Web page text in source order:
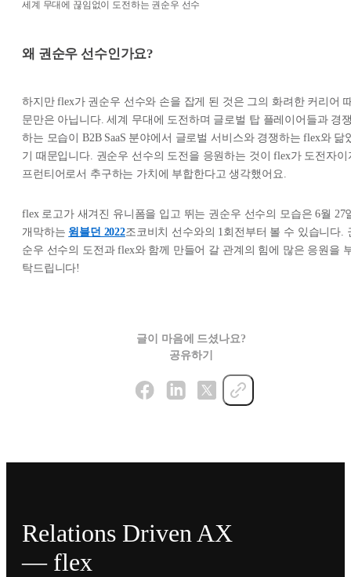
세계 무대에 끊임없이 도전하는 권순우 선수
왜 권순우 선수인가요?
하지만 flex가 권순우 선수와 손을 잡게 된 것은 그의 화려한 커리어
문만은 아닙니다. 세계 무대에 도전하며 글로벌 탑 플레이어들과 경
하는 모습이 B2B SaaS 분야에서 글로벌 서비스와 경쟁하는 flex와 닮
기 때문입니다. 권순우 선수의 도전을 응원하는 것이 flex가 도전자이
프런티어로서 추구하는 가치에 부합한다고 생각했어요.
flex 로고가 새겨진 유니폼을 입고 뛰는 권순우 선수의 모습은 6월 27
개막하는 윔블던 2022조코비치 선수와의 1회전부터 볼 수 있습니다.
순우 선수의 도전과 flex와 함께 만들어 갈 관계의 힘에 많은 응원을
탁드립니다!
글이 마음에 드셨나요?
공유하기
Relations Driven AX
— flex